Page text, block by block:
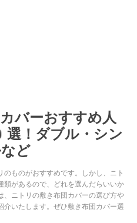
バーおすすめ人
！ダブル・シン
ど
ものがおすすめです。しかし、ニト
類があるので、どれを選んだらいいか
、ニトリの敷き布団カバーの選び方や
介いたします。ぜひ敷き布団カバー選